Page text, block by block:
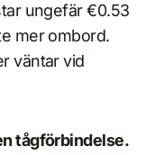
ungefär €0.53
mer ombord.
väntar vid
tågförbindelse.